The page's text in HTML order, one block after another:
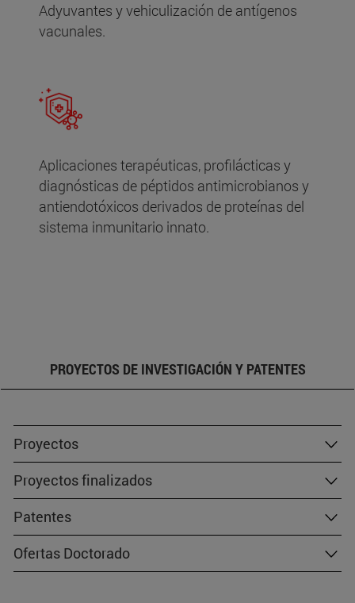
Adyuvantes y vehiculización de antígenos
vacunales.
Aplicaciones terapéuticas, profilácticas y
diagnósticas de péptidos antimicrobianos y
antiendotóxicos derivados de proteínas del
sistema inmunitario innato.
PROYECTOS DE INVESTIGACIÓN Y PATENTES
Proyectos
Proyectos finalizados
Patentes
Ofertas Doctorado